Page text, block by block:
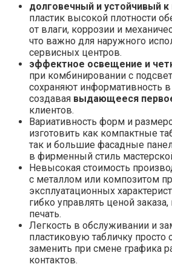
долговечный и устойчивый
пластик высокой плотности
от влаги, коррозии и
что важно для наружного
сервисных центров.
эффектное освещение и
при комбинировании с
сохраняют информативность
создавая выдающееся
клиентов.
Вариативность форм и
изготовить как компактные
так и большие фасадные
в фирменный стиль
Невысокая стоимость
с металлом или композитом
эксплуатационных
гибко управлять ценой
печать.
Легкость в обслуживании и
пластиковую табличку просто
заменить при смене графика
контактов.